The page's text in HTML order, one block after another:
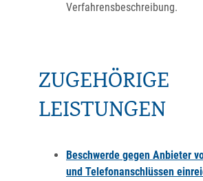
Verfahrensbeschreibung.
ZUGEHÖRIGE
LEISTUNGEN
Beschwerde gegen Anbieter
und Telefonanschlüssen